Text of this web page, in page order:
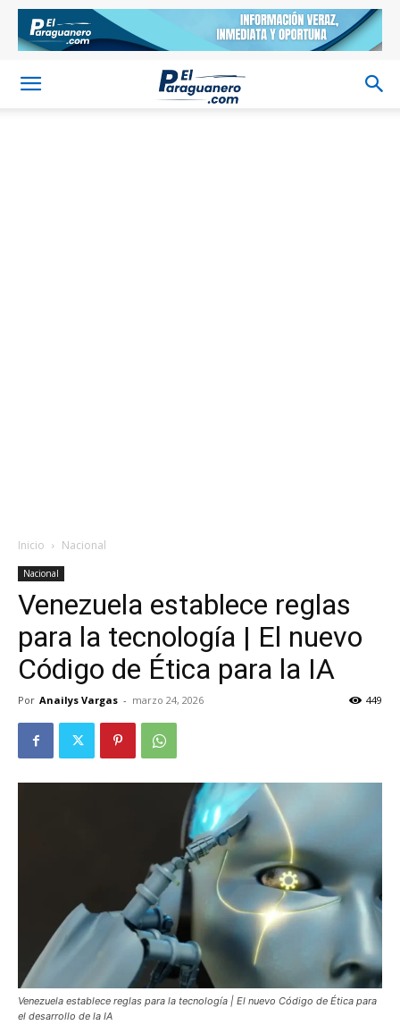
Inicio Nacional
Nacional
Venezuela establece reglas
para la tecnología | El nuevo
Código de Ética para la IA
Por Anailys Vargas - marzo 24, 2026 449
Venezuela establece reglas para la tecnología | El nuevo Código de Ética para
el desarrollo de la IA